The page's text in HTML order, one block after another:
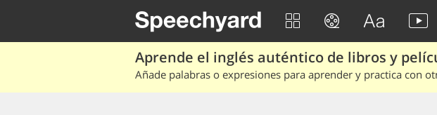
Aprende el inglés auténtico de libros y
Añade palabras o expresiones para aprender y practica con